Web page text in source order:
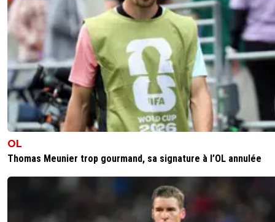
OL
Thomas Meunier trop gourmand, sa signature à l’OL annulée